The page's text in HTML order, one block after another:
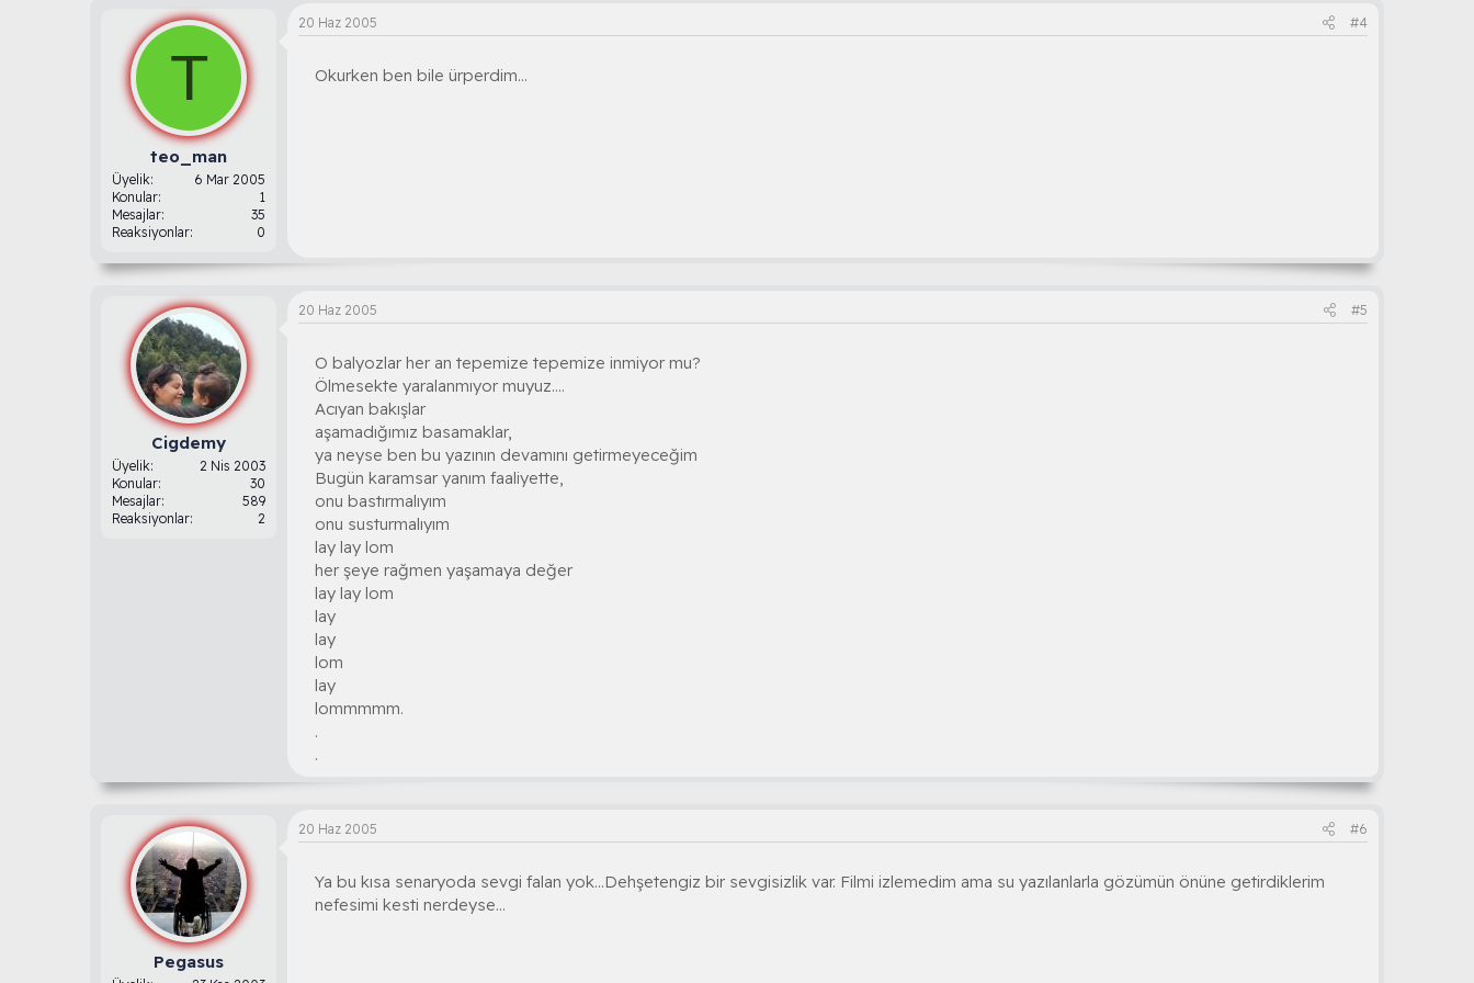
T
teo_man
Üyelik
6 Mar 2005
Konular
1
Mesajlar
35
Reaksiyonlar
0
20 Haz 2005 #4
Okurken ben bile ürperdim...
Cigdemy
Üyelik
2 Nis 2003
Konular
30
Mesajlar
589
Reaksiyonlar
2
20 Haz 2005 #5
O balyozlar her an tepemize tepemize inmiyor mu?
Ölmesekte yaralanmıyor muyuz....
Acıyan bakışlar
aşamadığımız basamaklar,
ya neyse ben bu yazının devamını getirmeyeceğim
Bugün karamsar yanım faaliyette,
onu bastırmalıyım
onu susturmalıyım
lay lay lom
her şeye rağmen yaşamaya değer
lay lay lom
lay
lay
lom
lay
lommmmm.
.
.
Pegasus
20 Haz 2005 #6
Ya bu kısa senaryoda sevgi falan yok...Dehşetengiz bir sevgisizlik var. Filmi izlemedim ama su yazılanlarla gözümün önüne getirdiklerim
nefesimi kesti nerdeyse...